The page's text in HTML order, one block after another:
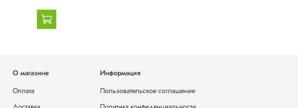
О магазине
Оплата
Информация
Пользовательское соглашение